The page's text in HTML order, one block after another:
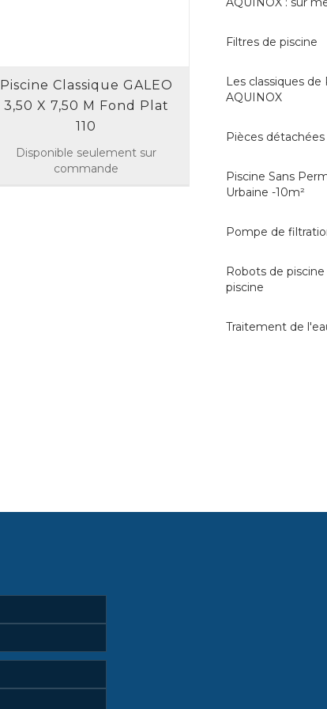
Piscine Classique GALEO
3,50 X 7,50 M Fond Plat
110
Disponible seulement sur
commande
Filtres de piscine
Les classiques de
AQUINOX
Pièces détachées
Piscine Sans
Urbaine -10m²
Pompe de
Robots de
piscine
Traitement de